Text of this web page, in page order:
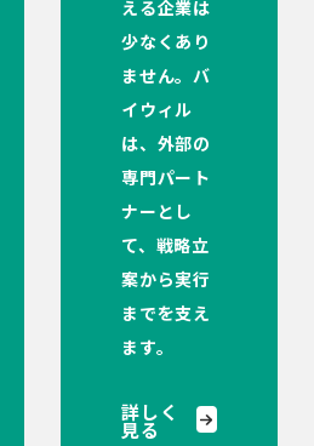
える企業は
少なくあり
ません。バ
イウィル
は、外部の
専門パート
ナーとし
て、戦略立
案から実行
までを支え
ます。
詳しく
見る